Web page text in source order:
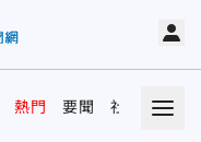
熱門 要聞 社會 娛樂